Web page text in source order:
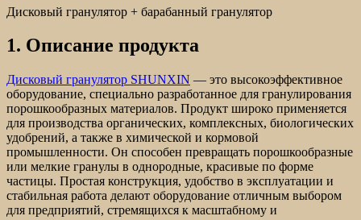
Дисковый гранулятор + барабанный гранулятор
1. Описание продукта
Дисковый гранулятор SHUNXIN — это высокоэффективное
оборудование, специально разработанное для гранулирования
порошкообразных материалов. Продукт широко применяется
для производства органических, комплексных, биологических
удобрений, а также в химической и кормовой
промышленности. Он способен превращать порошкообразные
или мелкие гранулы в однородные, красивые по форме
частицы. Простая конструкция, удобство в эксплуатации и
стабильная работа делают оборудование отличным выбором
для предприятий, стремящихся к масштабному и